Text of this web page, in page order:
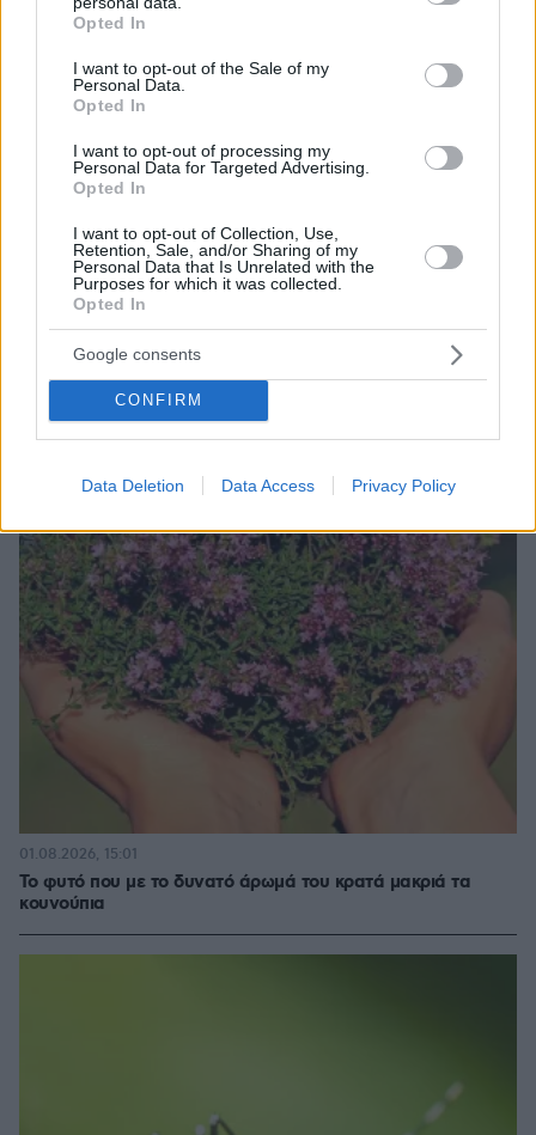
grant or deny consent to Google and its third-party tags to
use your data for below specified purposes in below Google
consent section.
Opted In
I want to opt-out of the Sale of my
Personal Data.
Opted In
I want to opt-out of processing my
Personal Data for Targeted Advertising.
Opted In
I want to opt-out of Collection, Use,
Retention, Sale, and/or Sharing of my
Personal Data that Is Unrelated with the
Purposes for which it was collected.
Opted In
Google consents
CONFIRM
Data Deletion Data Access Privacy Policy
ελκυστικότητα ενός ανθρώπου στα κουνούπια.
Σχετικά Άρθρα
Το φυτό που με το δυνατό άρωμά του κρατά μακριά τα
κουνούπια
01.08.2026, 15:01
Ακολουθήστε το
Δείτε όλες τις τελευταίες
Protothema.gr